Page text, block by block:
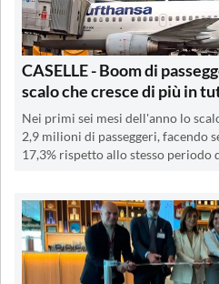
CASELLE - Boom di
scalo che cresce di più in
Nei primi sei mesi dell'anno lo
2,9 milioni di passeggeri, facendo
17,3% rispetto allo stesso periodo